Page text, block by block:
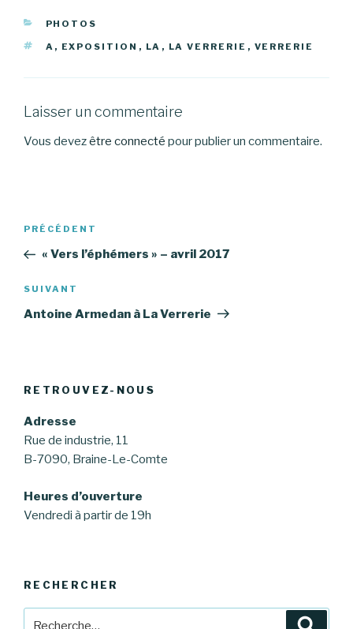
CATÉGORIES
PHOTOS
ÉTIQUETTES
A , EXPOSITION , LA , LA VERRERIE , VERRERIE
Laisser un commentaire
Vous devezêtre connecté pour publier un commentaire.
Navigation
l’article
Article
précédent
PRÉCÉDENT
« Vers l’éphémers » – avril 2017
Article
suivant
SUIVANT
Antoine Armedan à La Verrerie
RETROUVEZ-NOUS
Adresse
Rue de industrie, 11
B-7090, Braine-Le-Comte
Heures d’ouverture
Vendredi à partir de 19h
RECHERCHER